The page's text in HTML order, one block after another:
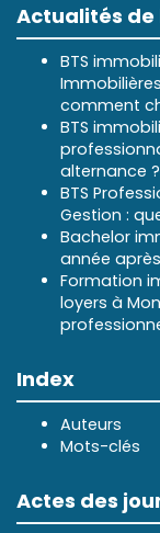
Actualités de
BTS
comment
BTS
alternance ?
BTS
Gestion :
Bachelor
année
Formation
loyers à
Index
Auteurs
Mots-clés
Actes des